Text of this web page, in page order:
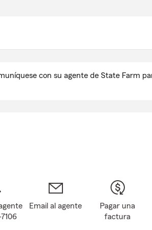
con su agente de State Farm
Email al agente
Pagar una
factura